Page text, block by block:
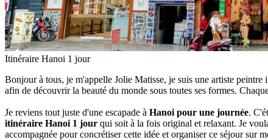
Itinéraire Hanoi 1 jour
Bonjour à tous, je m'appelle Jolie Matisse, je suis une artiste
afin de découvrir la beauté du monde sous toutes ses formes.
Je reviens tout juste d'une escapade à Hanoi pour une journée.
itinéraire Hanoi 1 jour qui soit à la fois original et relaxant. Je
accompagnée pour concrétiser cette idée et organiser ce séjour sur